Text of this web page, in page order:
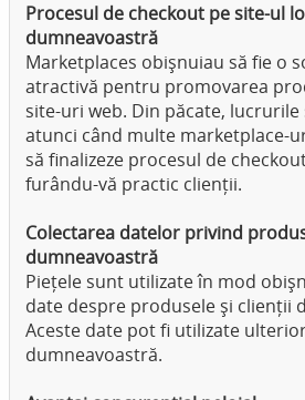
Procesul de checkout pe site-ul
dumneavoastră
Marketplaces obișnuiau să fie o
atractivă pentru promovarea
site-uri web. Din păcate,
atunci când multe marketplace-
să finalizeze procesul de
furându-vă practic clienții.
Colectarea datelor privind
dumneavoastră
Piețele sunt utilizate în mod
date despre produsele și clienții
Aceste date pot fi utilizate
dumneavoastră.